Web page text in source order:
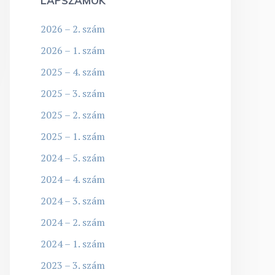
2026 – 2. szám
2026 – 1. szám
2025 – 4. szám
2025 – 3. szám
2025 – 2. szám
2025 – 1. szám
2024 – 5. szám
2024 – 4. szám
2024 – 3. szám
2024 – 2. szám
2024 – 1. szám
2023 – 3. szám